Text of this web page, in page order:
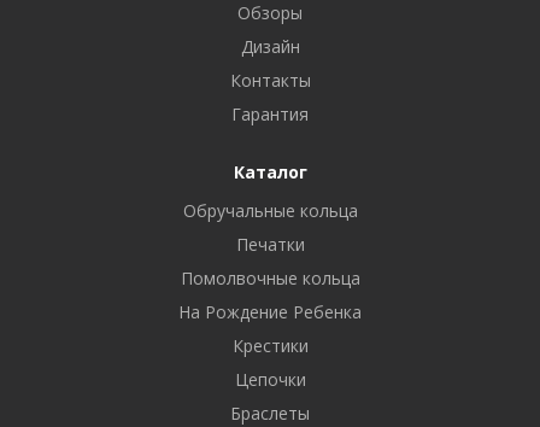
Обзоры
Дизайн
Контакты
Гарантия
Каталог
Обручальные кольца
Печатки
Помолвочные кольца
На Рождение Ребенка
Крестики
Цепочки
Браслеты